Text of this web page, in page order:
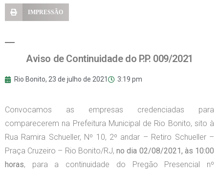
IMPRESSÃO
Aviso de Continuidade do P.P. 009/2021
Rio Bonito, 23 de julho de 2021 3:19 pm
Convocamos as empresas credenciadas para
comparecerem na Prefeitura Municipal de Rio Bonito, sito à
Rua Ramira Schueller, Nº 10, 2º andar – Retiro Schueller –
Praça Cruzeiro – Rio Bonito/RJ,no dia 02/08/2021, às 10:00
horas, para a continuidade do Pregão Presencial nº